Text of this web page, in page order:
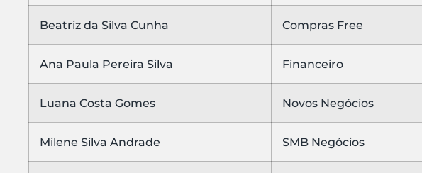
Beatriz da Silva Cunha Compras Free
Ana Paula Pereira Silva Financeiro
Luana Costa Gomes Novos Negócios
Milene Silva Andrade SMB Negócios